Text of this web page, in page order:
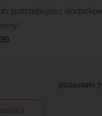
potrzebujesz
pozostało